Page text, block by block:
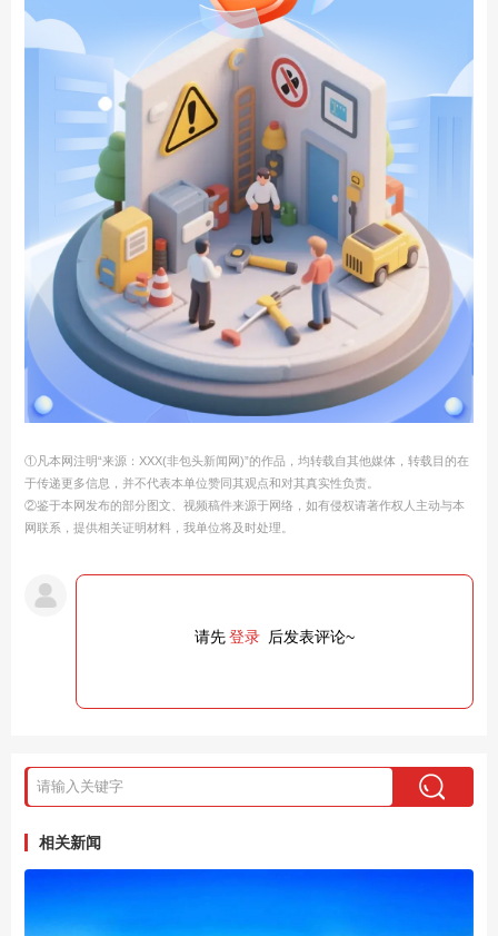
①凡本网注明“来源：XXX(非包头新闻网)”的作品，均转载自其他媒体，转载目的在
于传递更多信息，并不代表本单位赞同其观点和对其真实性负责。
②鉴于本网发布的部分图文、视频稿件来源于网络，如有侵权请著作权人主动与本
网联系，提供相关证明材料，我单位将及时处理。
请先登录 后发表评论~
相关新闻